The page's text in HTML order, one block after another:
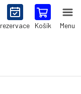
rezervace Košík Menu